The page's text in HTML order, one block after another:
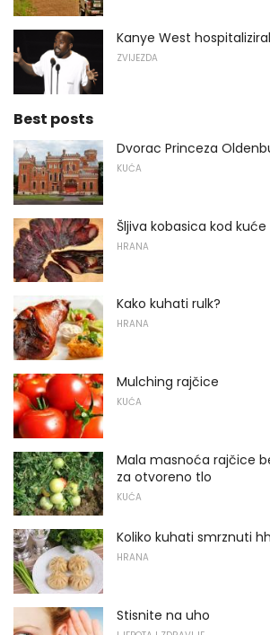
Kanye West
ZVIJEZDA
Best posts
Dvorac Princeza
KUĆA
Šljiva kobasica kod kuće
HRANA
Kako kuhati rulk?
HRANA
Mulching rajčice
KUĆA
Mala masnoća rajčice
za otvoreno tlo
KUĆA
Koliko kuhati smrznuti
HRANA
Stisnite na uho